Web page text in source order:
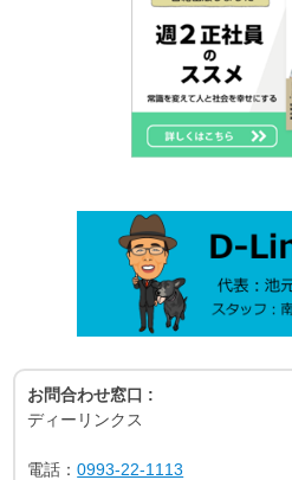
お問合わせ窓口 :
ディーリンクス
電話：0993-22-1113